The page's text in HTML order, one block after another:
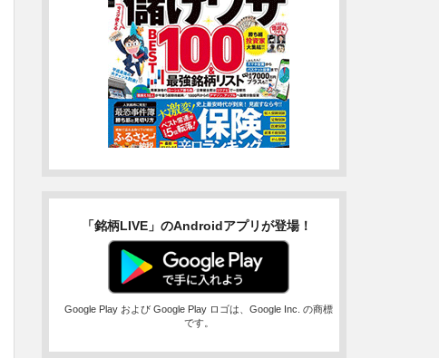
「銘柄LIVE」のAndroidアプリが登場！
Google Play および Google Play ロゴは、Google Inc. の商標
です。